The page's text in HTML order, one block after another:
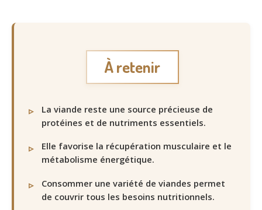
À retenir
La viande reste une source précieuse de
protéines et de nutriments essentiels.
Elle favorise la récupération musculaire et le
métabolisme énergétique.
Consommer une variété de viandes permet
de couvrir tous les besoins nutritionnels.